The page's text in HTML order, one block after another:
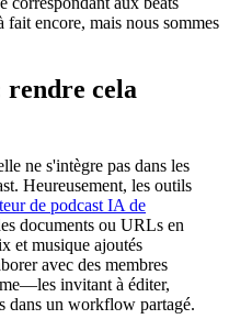
encore, mais nous sommes
cela
ne s'intègre pas dans les
Heureusement, les outils
de podcast IA de
documents ou URLs en
et musique ajoutés
avec des membres
invitant à éditer,
dans un workflow partagé.